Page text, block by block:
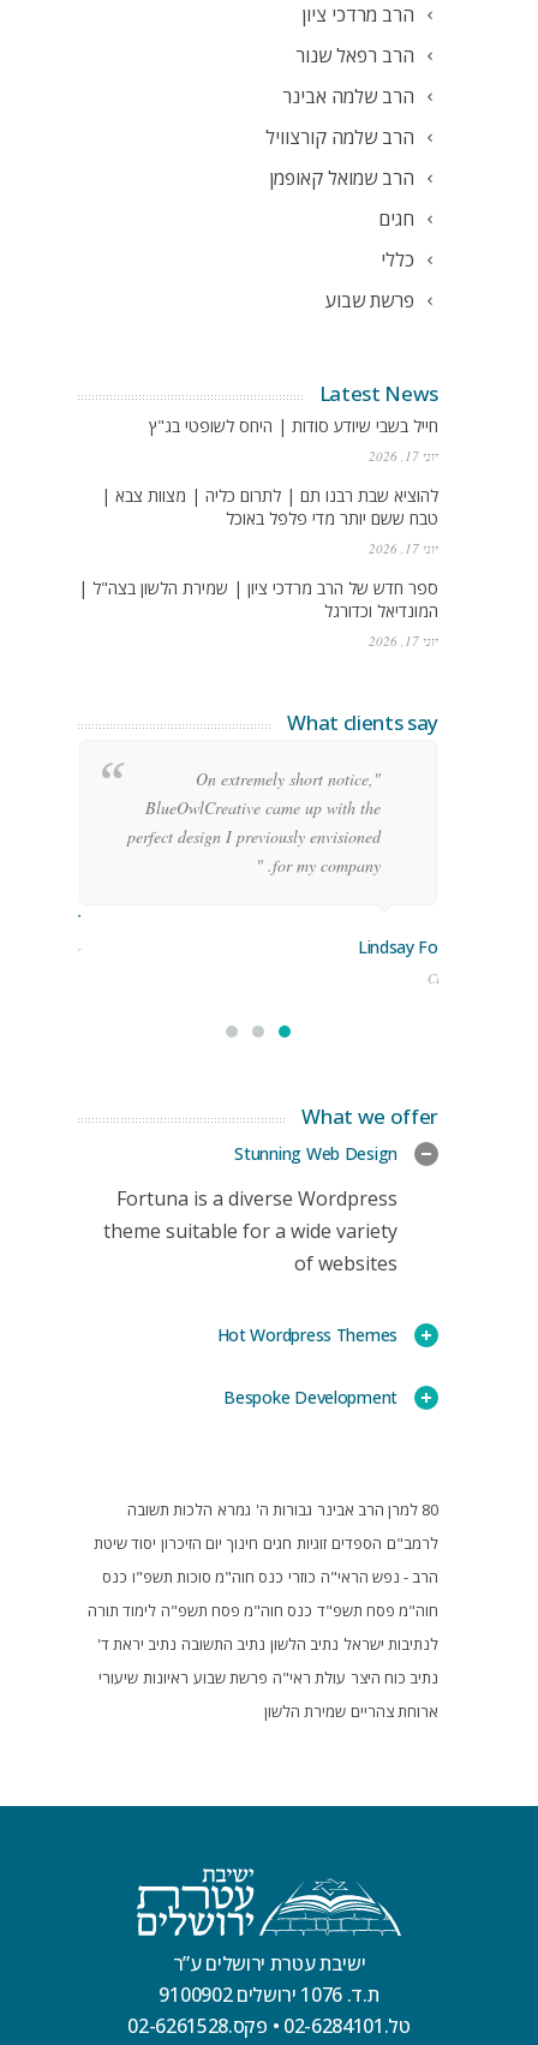
הרב מרדכי ציון
הרב רפאל שנור
הרב שלמה אבינר
הרב שלמה קורצוויל
הרב שמואל קאופמן
חגים
כללי
פרשת שבוע
Latest News
חייל בשבי שיודע סודות | היחס לשופטי בג"ץ
יוני 17, 2026
להוציא שבת רבנו תם | לתרום כליה | מצוות צבא |
טבח ששם יותר מדי פלפל באוכל
יוני 17, 2026
ספר חדש של הרב מרדכי ציון | שמירת הלשון בצה"ל |
המונדיאל וכדורגל
יוני 17, 2026
What clients say
"On extremely short notice,
BlueOwlCreative came up with the
perfect design I previously envisioned
for my company. "
Lindsay Ford
CEO
Stoner
Manager
What we offer
Stunning Web Design
Fortuna is a diverse Wordpress
theme suitable for a wide variety
of websites
Hot Wordpress Themes
Bespoke Development
80 למרן הרב אבינר גבורות ה' גמרא הלכות תשובה
לרמב"ם הספדים זוגיות חגים חינוך יום הזיכרון יסוד שיטת
הרב - נפש הראי"ה כוזרי כנס חוה"מ סוכות תשפ"ו כנס
חוה"מ פסח תשפ"ד כנס חוה"מ פסח תשפ"ה לימוד תורה
לנתיבות ישראל נתיב הלשון נתיב התשובה נתיב יראת ד'
נתיב כוח היצר עולת ראי"ה פרשת שבוע ראיונות שיעורי
ארוחת צהריים שמירת הלשון
ישיבת עטרת ירושלים ע”ר
ת.ד. 1076 ירושלים 9100902
טל.02-6284101
• פקס.02-6261528